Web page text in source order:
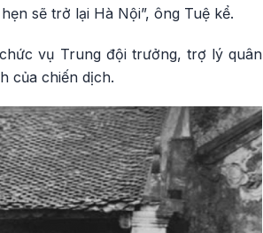
sẽ trở lại Hà Nội”, ông Tuệ kể.
vụ Trung đội trưởng, trợ lý quân
của chiến dịch.